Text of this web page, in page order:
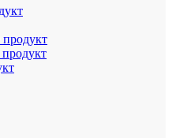
продукт
продукт